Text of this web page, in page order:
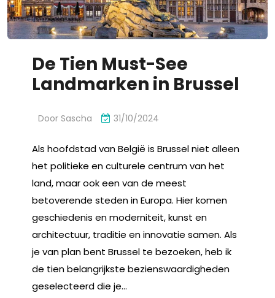
De Tien Must-See
Landmarken in Brussel
Door Sascha 31/10/2024
Als hoofdstad van België is Brussel niet alleen
het politieke en culturele centrum van het
land, maar ook een van de meest
betoverende steden in Europa. Hier komen
geschiedenis en moderniteit, kunst en
architectuur, traditie en innovatie samen. Als
je van plan bent Brussel te bezoeken, heb ik
de tien belangrijkste bezienswaardigheden
geselecteerd die je…